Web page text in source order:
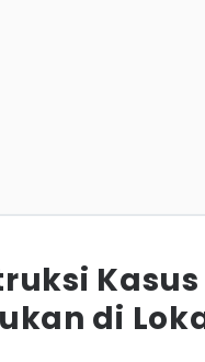
Kasus
di